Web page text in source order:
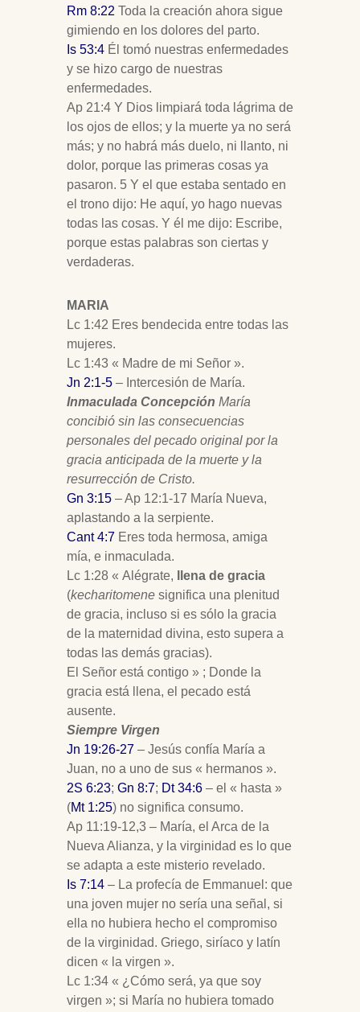
Rm 8:22 Toda la creación ahora sigue
gimiendo en los dolores del parto.
Is 53:4 Él tomó nuestras enfermedades
y se hizo cargo de nuestras
enfermedades.
Ap 21:4 Y Dios limpiará toda lágrima de
los ojos de ellos; y la muerte ya no será
más; y no habrá más duelo, ni llanto, ni
dolor, porque las primeras cosas ya
pasaron. 5 Y el que estaba sentado en
el trono dijo: He aquí, yo hago nuevas
todas las cosas. Y él me dijo: Escribe,
porque estas palabras son ciertas y
verdaderas.
MARIA
Lc 1:42 Eres bendecida entre todas las
mujeres.
Lc 1:43 « Madre de mi Señor ».
Jn 2:1-5 – Intercesión de María.
Inmaculada Concepción María
concibió sin las consecuencias
personales del pecado original por la
gracia anticipada de la muerte y la
resurrección de Cristo.
Gn 3:15 – Ap 12:1-17 María Nueva,
aplastando a la serpiente.
Cant 4:7 Eres toda hermosa, amiga
mía, e inmaculada.
Lc 1:28 « Alégrate,
llena de gracia
(kecharitomene significa una plenitud
de gracia, incluso si es sólo la gracia
de la maternidad divina, esto supera a
todas las demás gracias).
El Señor está contigo » ; Donde la
gracia está llena, el pecado está
ausente.
Siempre Virgen
Jn 19:26-27 – Jesús confía María a
Juan, no a uno de sus « hermanos ».
2S 6:23; Gn 8:7; Dt 34:6 – el « hasta »
(Mt 1:25) no significa consumo.
Ap 11:19-12,3 – María, el Arca de la
Nueva Alianza, y la virginidad es lo que
se adapta a este misterio revelado.
Is 7:14 – La profecía de Emmanuel: que
una joven mujer no sería una señal, si
ella no hubiera hecho el compromiso
de la virginidad. Griego, siríaco y latín
dicen « la virgen ».
Lc 1:34 « ¿Cómo será, ya que soy
virgen »; si María no hubiera tomado